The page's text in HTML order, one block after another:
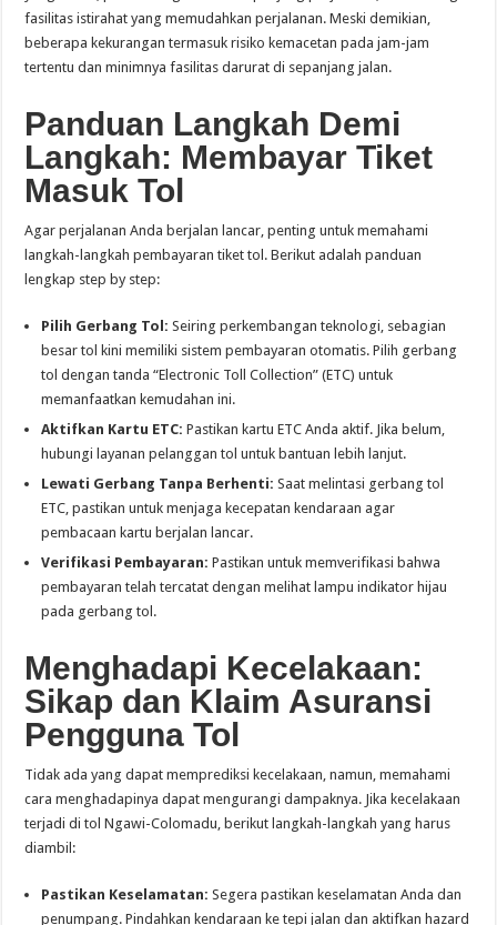
fasilitas istirahat yang memudahkan perjalanan. Meski demikian,
beberapa kekurangan termasuk risiko kemacetan pada jam-jam
tertentu dan minimnya fasilitas darurat di sepanjang jalan.
Panduan Langkah Demi
Langkah: Membayar Tiket
Masuk Tol
Agar perjalanan Anda berjalan lancar, penting untuk memahami
langkah-langkah pembayaran tiket tol. Berikut adalah panduan
lengkap step by step:
Pilih Gerbang Tol: Seiring perkembangan teknologi, sebagian
besar tol kini memiliki sistem pembayaran otomatis. Pilih gerbang
tol dengan tanda “Electronic Toll Collection” (ETC) untuk
memanfaatkan kemudahan ini.
Aktifkan Kartu ETC: Pastikan kartu ETC Anda aktif. Jika belum,
hubungi layanan pelanggan tol untuk bantuan lebih lanjut.
Lewati Gerbang Tanpa Berhenti: Saat melintasi gerbang tol
ETC, pastikan untuk menjaga kecepatan kendaraan agar
pembacaan kartu berjalan lancar.
Verifikasi Pembayaran: Pastikan untuk memverifikasi bahwa
pembayaran telah tercatat dengan melihat lampu indikator hijau
pada gerbang tol.
Menghadapi Kecelakaan:
Sikap dan Klaim Asuransi
Pengguna Tol
Tidak ada yang dapat memprediksi kecelakaan, namun, memahami
cara menghadapinya dapat mengurangi dampaknya. Jika kecelakaan
terjadi di tol Ngawi-Colomadu, berikut langkah-langkah yang harus
diambil:
Pastikan Keselamatan: Segera pastikan keselamatan Anda dan
penumpang. Pindahkan kendaraan ke tepi jalan dan aktifkan hazard